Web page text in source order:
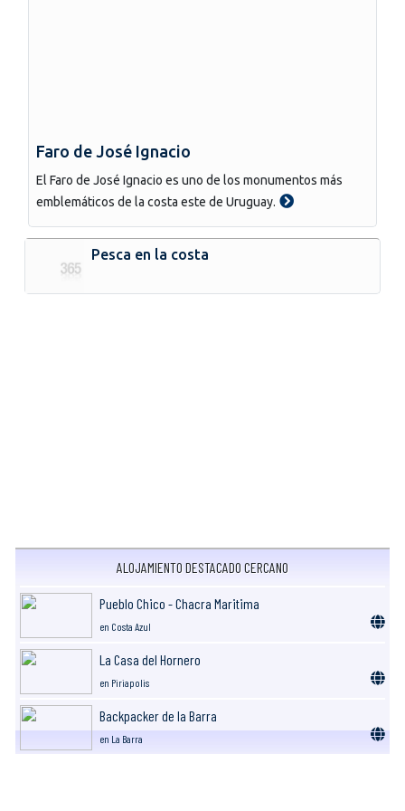
Faro de José Ignacio
El Faro de José Ignacio es uno de los monumentos más
emblemáticos de la costa este de Uruguay.
Pesca en la costa
ALOJAMIENTO DESTACADO CERCANO
Pueblo Chico - Chacra Maritima
en Costa Azul
La Casa del Hornero
en Piriapolis
Backpacker de la Barra
en La Barra